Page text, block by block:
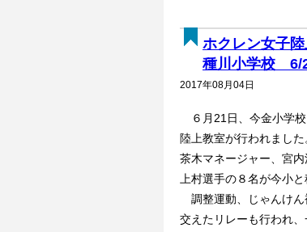
ホクレン女子
種川小学校 6/
2017年08月04日
６月21日、今金小学
陸上教室が行われまし
茶木マネージャー、宮
上村選手の８名が今小
調整運動、じゃんけん
交えたリレーも行われ